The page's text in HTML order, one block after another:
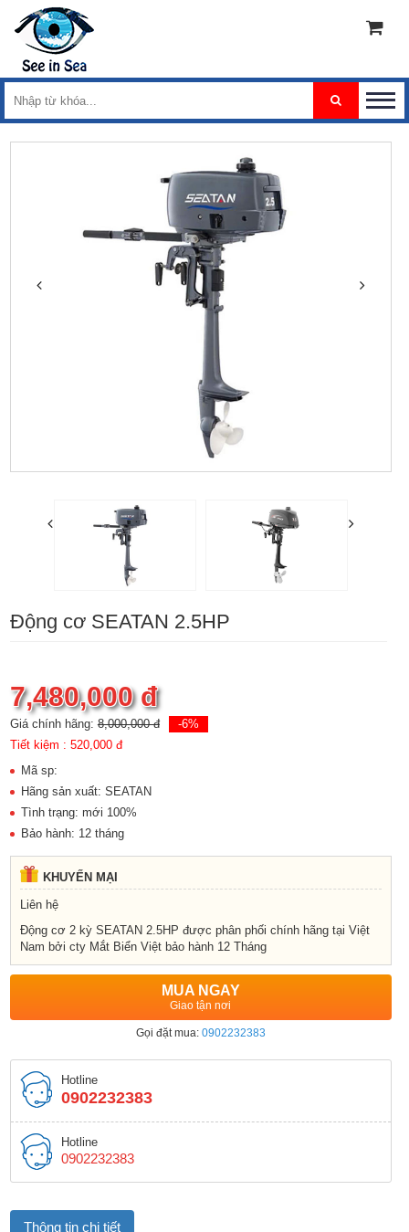
Động cơ SEATAN 2.5HP
7,480,000 đ
Giá chính hãng:8,000,000 đ
-6%
Tiết kiệm : 520,000 đ
Mã sp:
Hãng sản xuất: SEATAN
Tình trạng: mới 100%
Bảo hành: 12 tháng
KHUYẾN MẠI
Liên hệ
Động cơ 2 kỳ SEATAN 2.5HP được phân phối chính hãng tại Việt
Nam bởi cty Mắt Biển Việt bảo hành 12 Tháng
MUA NGAY
Giao tận nơi
Gọi đặt mua: 0902232383
Hotline
0902232383
Hotline
0902232383
Thông tin chi tiết